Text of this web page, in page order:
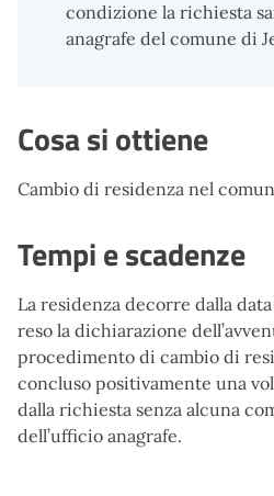
condizione la richiesta
anagrafe del comune di
Cosa si ottiene
Cambio di residenza nel
Tempi e scadenze
La residenza decorre dalla
reso la dichiarazione
procedimento di cambio di
concluso positivamente una
dalla richiesta senza alcuna
dell’ufficio anagrafe.